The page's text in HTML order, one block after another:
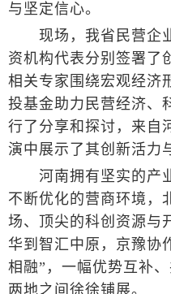
与坚定信心。
现场，我省民营企业
资机构代表分别签署了
相关专家围绕宏观经济
投基金助力民营经济、
行了分享和探讨，来自
演中展示了其创新活力
河南拥有坚实的产业
不断优化的营商环境，
场、顶尖的科创资源与
华到智汇中原，京豫协
相融”，一幅优势互补
两地之间徐徐铺展。